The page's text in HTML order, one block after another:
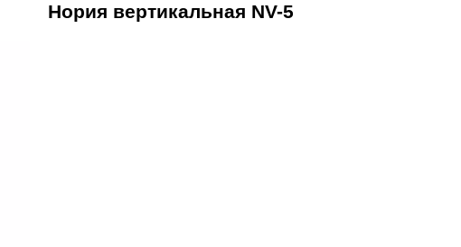
Нория вертикальная NV-5